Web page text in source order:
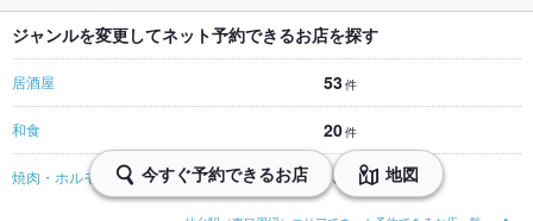
ジャンルを変更してネット予約できるお店を探す
居酒屋 53件
和食 20件
焼肉・ホルモン 13
今すぐ予約できるお店 地図